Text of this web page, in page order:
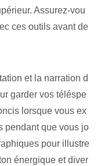
Assurez-vou
ces outils avant de
et la narration d
garder vos téléspe
lorsque vous ex
pendant que vous jo
pour illustre
énergique et diver